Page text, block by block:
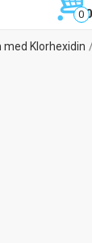
med Klorhexidin